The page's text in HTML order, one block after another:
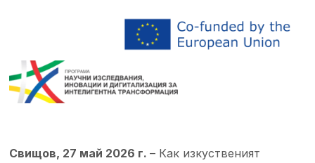
Свищов, 27 май 2026 г.– Как изкуственият